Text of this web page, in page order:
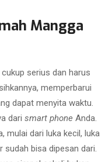
Mangga
serius dan harus
memperbarui
dapat menyita waktu.
dari smart phone Anda.
mulai dari luka kecil, luka
sudah bisa dipesan dari.